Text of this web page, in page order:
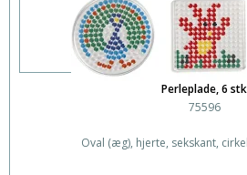
Perleplade, 6 stk
75596
Oval (æg), hjerte, sekskant,